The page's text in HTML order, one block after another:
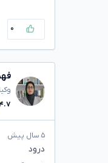
۰
۵ سال پیش
درود